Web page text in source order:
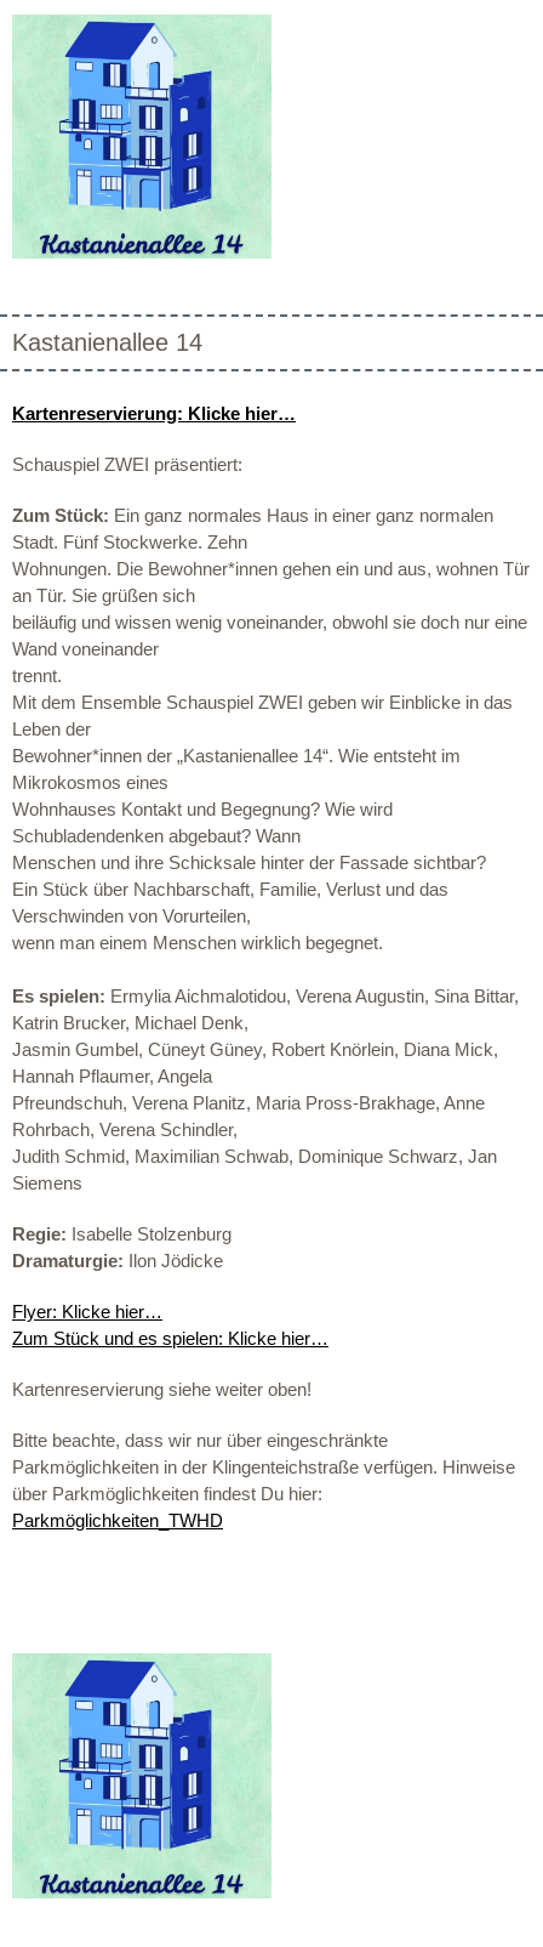
Kastanienallee 14
Kartenreservierung: Klicke hier…
Schauspiel ZWEI präsentiert:
Zum Stück: Ein ganz normales Haus in einer ganz normalen
Stadt. Fünf Stockwerke. Zehn
Wohnungen. Die Bewohner*innen gehen ein und aus, wohnen Tür
an Tür. Sie grüßen sich
beiläufig und wissen wenig voneinander, obwohl sie doch nur eine
Wand voneinander
trennt.
Mit dem Ensemble Schauspiel ZWEI geben wir Einblicke in das
Leben der
Bewohner*innen der „Kastanienallee 14“. Wie entsteht im
Mikrokosmos eines
Wohnhauses Kontakt und Begegnung? Wie wird
Schubladendenken abgebaut? Wann
Menschen und ihre Schicksale hinter der Fassade sichtbar?
Ein Stück über Nachbarschaft, Familie, Verlust und das
Verschwinden von Vorurteilen,
wenn man einem Menschen wirklich begegnet.
Es spielen: Ermylia Aichmalotidou, Verena Augustin, Sina Bittar,
Katrin Brucker, Michael Denk,
Jasmin Gumbel, Cüneyt Güney, Robert Knörlein, Diana Mick,
Hannah Pflaumer, Angela
Pfreundschuh, Verena Planitz, Maria Pross-Brakhage, Anne
Rohrbach, Verena Schindler,
Judith Schmid, Maximilian Schwab, Dominique Schwarz, Jan
Siemens
Regie: Isabelle Stolzenburg
Dramaturgie: Ilon Jödicke
Flyer: Klicke hier…
Zum Stück und es spielen: Klicke hier…
Kartenreservierung siehe weiter oben!
Bitte beachte, dass wir nur über eingeschränkte
Parkmöglichkeiten in der Klingenteichstraße verfügen. Hinweise
über Parkmöglichkeiten findest Du hier:
Parkmöglichkeiten_TWHD